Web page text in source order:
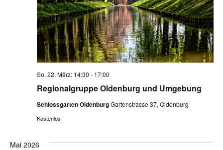
Regionalgruppe Oldenburg und Umgebung
So. 22. März: 14:30 - 17:00
Schlossgarten OldenburgGartenstrasse 37, Oldenburg
Kostenlos
Mai 2026